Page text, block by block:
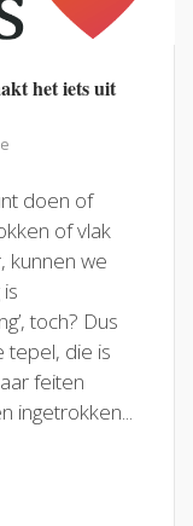
het iets uit
doen of
of vlak
kunnen we
toch? Dus
tepel, die is
feiten
ingetrokken...